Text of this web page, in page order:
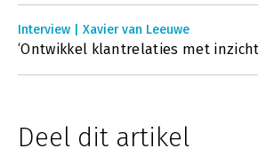
Interview | Xavier van Leeuwe
‘Ontwikkel klantrelaties met
Deel dit artikel